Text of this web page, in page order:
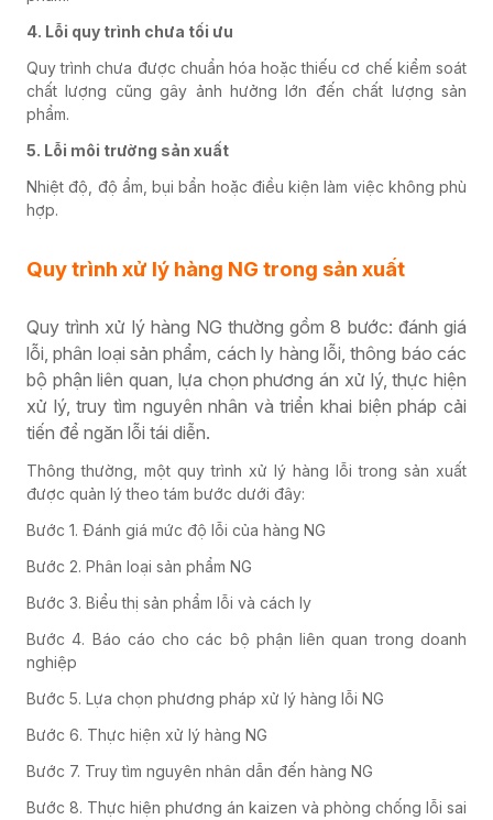
4. Lỗi quy trình chưa tối ưu
Quy trình chưa được chuẩn hóa hoặc thiếu cơ chế kiểm soát
chất lượng cũng gây ảnh hưởng lớn đến chất lượng sản
phẩm.
5. Lỗi môi trường sản xuất
Nhiệt độ, độ ẩm, bụi bẩn hoặc điều kiện làm việc không phù
hợp.
Quy trình xử lý hàng NG trong sản xuất
Quy trình xử lý hàng NG thường gồm 8 bước: đánh giá
lỗi, phân loại sản phẩm, cách ly hàng lỗi, thông báo các
bộ phận liên quan, lựa chọn phương án xử lý, thực hiện
xử lý, truy tìm nguyên nhân và triển khai biện pháp cải
tiến để ngăn lỗi tái diễn.
Thông thường, một quy trình xử lý hàng lỗi trong sản xuất
được quản lý theo tám bước dưới đây:
Bước 1. Đánh giá mức độ lỗi của hàng NG
Bước 2. Phân loại sản phẩm NG
Bước 3. Biểu thị sản phẩm lỗi và cách ly
Bước 4. Báo cáo cho các bộ phận liên quan trong doanh
nghiệp
Bước 5. Lựa chọn phương pháp xử lý hàng lỗi NG
Bước 6. Thực hiện xử lý hàng NG
Bước 7. Truy tìm nguyên nhân dẫn đến hàng NG
Bước 8. Thực hiện phương án kaizen và phòng chống lỗi sai